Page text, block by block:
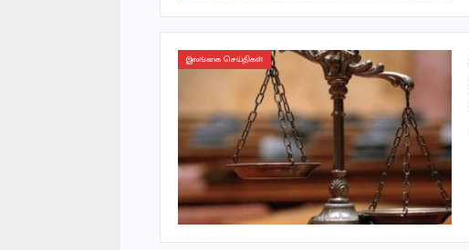
இலங்கை செய்திகள்